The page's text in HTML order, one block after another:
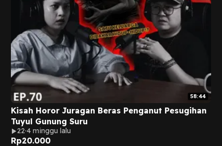
58:44
Kisah Horor Juragan Beras Penganut Pesugihan
Tuyul Gunung Suru
22 4 minggu lalu
Rp20.000